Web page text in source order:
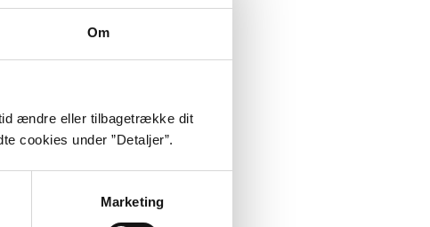
Om
ændre eller tilbagetrække dit
cookies under ”Detaljer”.
Marketing